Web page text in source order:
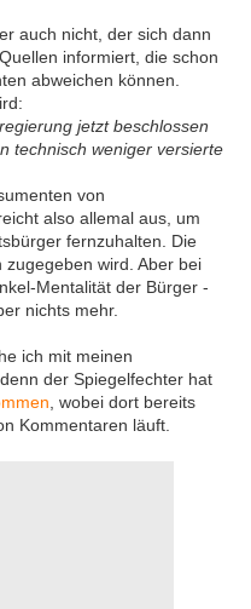
auch nicht, der sich dann
informiert, die schon
abweichen können.
jetzt beschlossen
technisch weniger versierte
von
also allemal aus, um
fernzuhalten. Die
wird. Aber bei
Mentalität der Bürger -
nichts mehr.
ich mit meinen
der Spiegelfechter hat
, wobei dort bereits
Kommentaren läuft.